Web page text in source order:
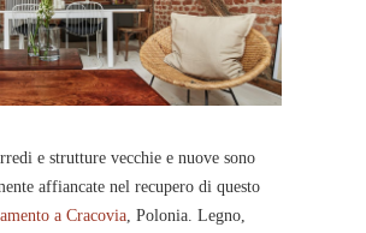
e strutture vecchie e nuove sono
affiancate nel recupero di questo
a Cracovia, Polonia. Legno,